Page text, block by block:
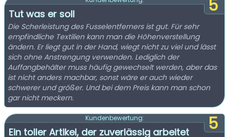
5
Tut was er soll
Die Scherleistung des Fusselentferners ist gut. Für sehr
empfindliche Textilien kann man die Höhenverstellung
ändern. Er liegt gut in der Hand, wiegt nicht zu viel und lässt
sich ohne Anstrengung verwenden. Lediglich der
Auffangbehälter muss häufig gewechselt werden, aber das
ist nicht anders machbar, sonst wäre er auch wieder
schwerer und größer. Und bei dem Preis kann man schon
gar nicht meckern.
5
Kundenbewertung:
Ein toller Artikel, der zuverlässig arbeitet